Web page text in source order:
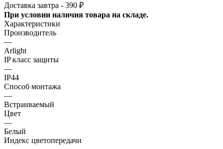
Доставка завтра - 390 ₽
При условии наличия товара на складе.
Характеристики
Производитель
—
Arlight
IP класс защиты
—
IP44
Способ монтажа
—
Встраиваемый
Цвет
—
Белый
Индекс цветопередачи